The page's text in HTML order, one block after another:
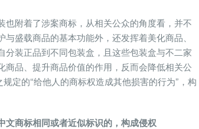
附着了涉案商标，从相关公众的角度看，并不
盛载商品的基本功能外，还发挥着美化商品、
装正品到不同包装盒，且这些包装盒与不二家
品、提升商品价值的作用，反而会降低相关公
定的“给他人的商标权造成其他损害的行为”，构
文商标相同或者近似标识的，构成侵权